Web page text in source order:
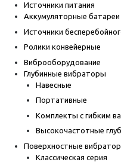
Источники питания
Аккумуляторные батареи
Источники
Ролики конвейерные
Виброоборудование
Глубинные вибраторы
Навесные
Портативные
Комплекты с гибким
Высокочастотные
Поверхностные
Классическая серия